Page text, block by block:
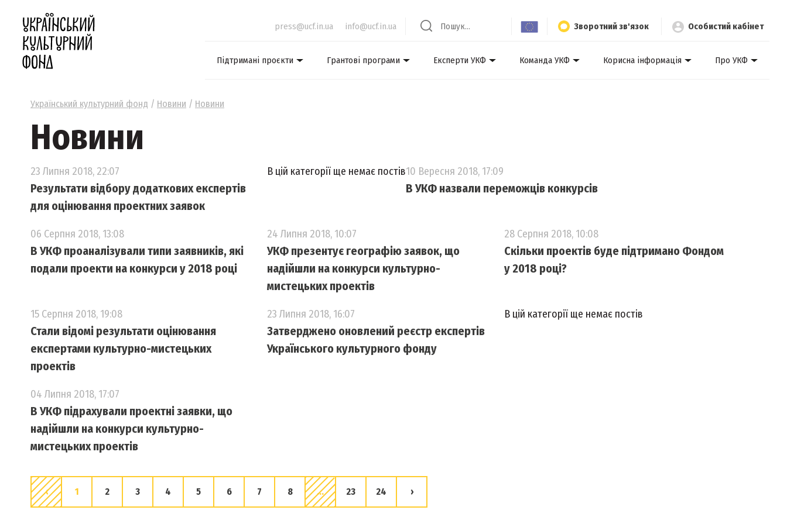
press@ucf.in.ua info@ucf.in.ua Зворотний зв'язок Особистий кабінет
Підтримані проєкти Грантові програми Експерти УКФ Команда УКФ Корисна інформація Про УКФ
Український культурний фонд / Новини / Новини
Новини
23 Липня 2018, 22:07
Результати відбору додаткових експертів
для оцінювання проектних заявок
В цій категорії ще немає постів10 Вересня 2018, 17:09
В УКФ назвали переможців конкурсів
06 Серпня 2018, 13:08
В УКФ проаналізували типи заявників, які
подали проекти на конкурси у 2018 році
24 Липня 2018, 10:07
УКФ презентує географію заявок, що
надійшли на конкурси культурно-
мистецьких проектів
28 Серпня 2018, 10:08
Скільки проектів буде підтримано Фондом
у 2018 році?
15 Серпня 2018, 19:08
Стали відомі результати оцінювання
експертами культурно-мистецьких
проектів
23 Липня 2018, 16:07
Затверджено оновлений реєстр експертів
Українського культурного фонду
В цій категорії ще немає постів
04 Липня 2018, 17:07
В УКФ підрахували проектні заявки, що
надійшли на конкурси культурно-
мистецьких проектів
‹ 1 2 3 4 5 6 7 8 ... 23 24 ›